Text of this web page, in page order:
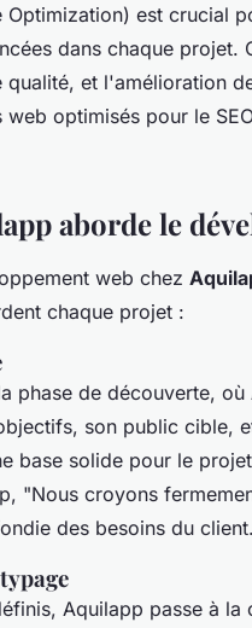
Optimization) est crucial
dans chaque
et l'amélioration
optimisés pour le
aborde le
web chez
chaque projet :
phase de découverte,
son public cible,
base solide pour le
"Nous croyons
des besoins du
Aquilapp passe à